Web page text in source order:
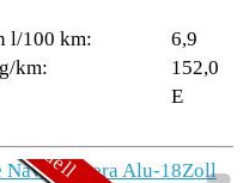
l/100 km:
6,9
km:
152,0
E